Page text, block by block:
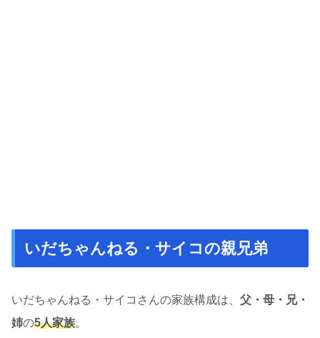
いだちゃんねる・サイコの親兄弟
いだちゃんねる・サイコさんの家族構成は、 父・母・兄・
姉の5人家族。